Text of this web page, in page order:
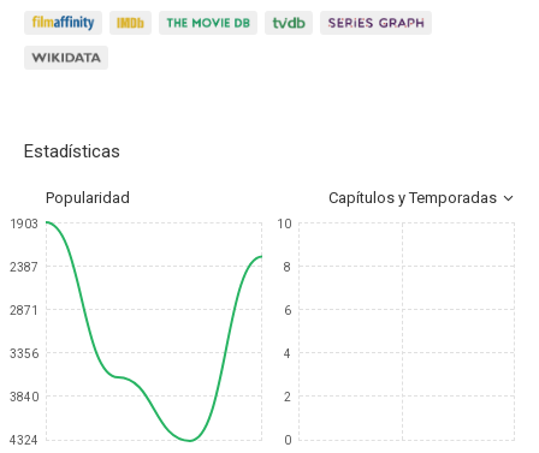
Estadísticas
Popularidad Capítulos y Temporadas
1903
2387
2871
3356
3840
4324
10
8
6
4
2
0